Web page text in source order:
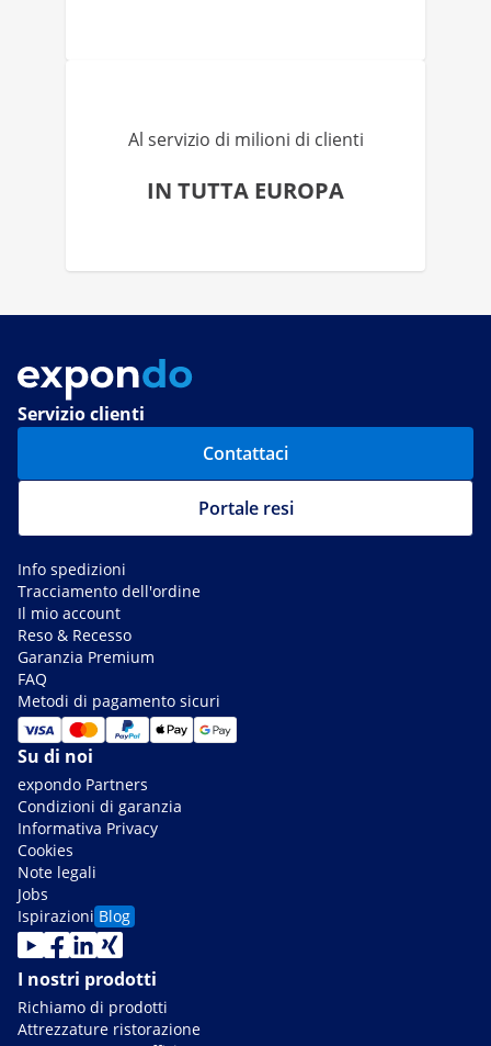
Al servizio di milioni di clienti
IN TUTTA EUROPA
Servizio clienti
Contattaci
Portale resi
Info spedizioni
Tracciamento dell'ordine
Il mio account
Reso & Recesso
Garanzia Premium
FAQ
Metodi di pagamento sicuri
Su di noi
expondo Partners
Condizioni di garanzia
Informativa Privacy
Cookies
Note legali
Jobs
Ispirazioni Blog
I nostri prodotti
Richiamo di prodotti
Attrezzature ristorazione